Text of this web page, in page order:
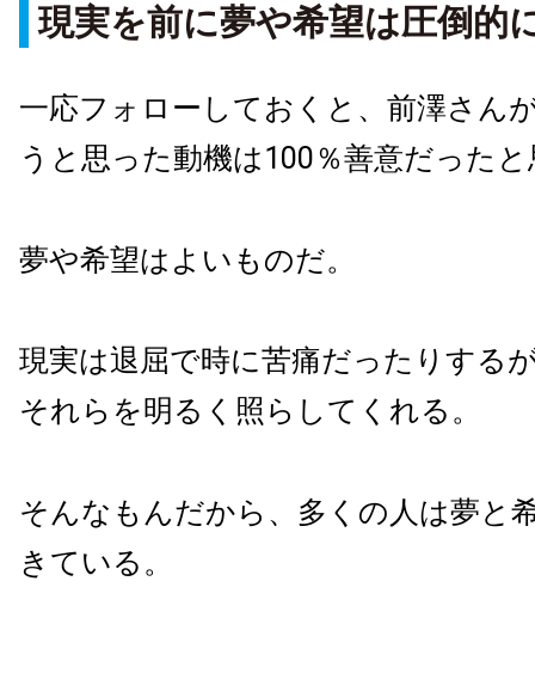
現実を前に夢や希望は圧倒的
一応フォローしておくと、前澤さん
うと思った動機は100％善意だった
夢や希望はよいものだ。
現実は退屈で時に苦痛だったりする
それらを明るく照らしてくれる。
そんなもんだから、多くの人は夢と
きている。